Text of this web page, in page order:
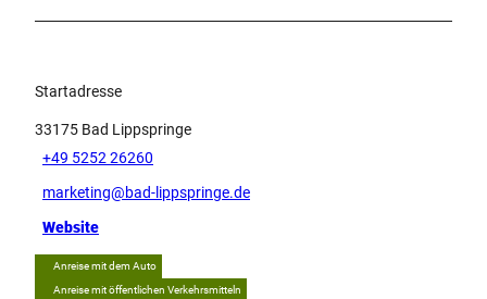
Startadresse
33175 Bad Lippspringe
+49 5252 26260
marketing@bad-lippspringe.de
Website
Anreise mit dem Auto
Anreise mit öffentlichen Verkehrsmitteln